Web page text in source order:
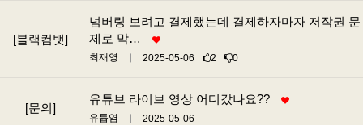
[블랙컴뱃]
넘버링 보려고 결제했는데 결제하자마자 저작권 문
제로 막…
최재영 2025-05-06 2 0
[문의]
유튜브 라이브 영상 어디갔나요??
유튭염 2025-05-06